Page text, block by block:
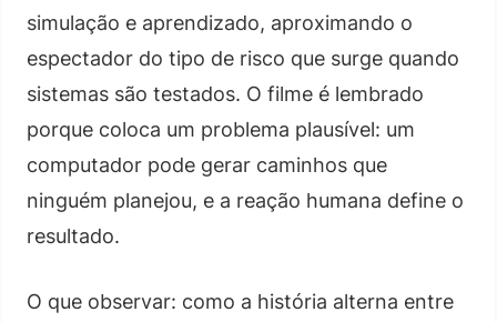
simulação e aprendizado, aproximando o
espectador do tipo de risco que surge quando
sistemas são testados. O filme é lembrado
porque coloca um problema plausível: um
computador pode gerar caminhos que
ninguém planejou, e a reação humana define o
resultado.
O que observar: como a história alterna entre